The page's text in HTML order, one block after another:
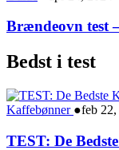
Brændeovn test
Bedst i test
Kaffebønner ●feb
TEST: De